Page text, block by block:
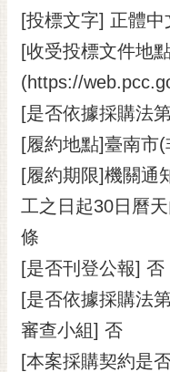
[投標文字] 正體中
[收受投標文件地
(https://
[是否依據採購法
[履約地點]臺南市
[履約期限]機關通
工之日起30日曆
條
[是否刊登公報] 否
[是否依據採購法
審查小組] 否
[本案採購契約是